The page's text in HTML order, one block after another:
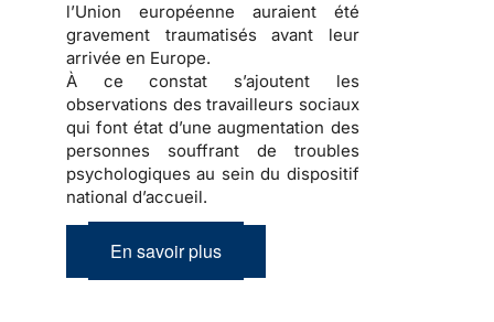
l’Union européenne auraient été
gravement traumatisés avant leur
arrivée en Europe.
À ce constat s’ajoutent les
observations des travailleurs sociaux
qui font état d’uneaugmentation des
personnes souffrant de troubles
psychologiques au sein du dispositif
national d’accueil.
En savoir plus